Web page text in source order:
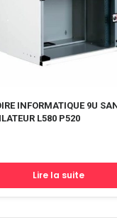
INFORMATIQUE 9U SANS
L580 P520
Lire la suite